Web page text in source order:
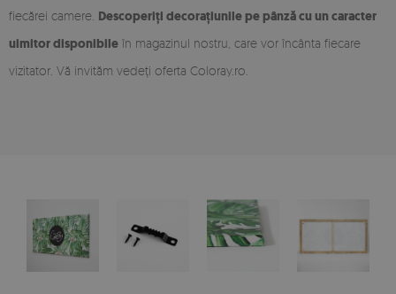
fiecărei camere. Descoperiți decorațiunile pe pânză cu un caracter
uimitor disponibile în magazinul nostru, care vor încânta fiecare
vizitator. Vă invităm vedeți oferta Coloray.ro.